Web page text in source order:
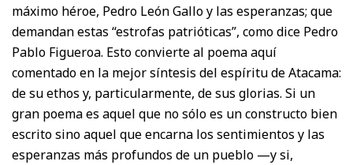
máximo héroe, Pedro León Gallo y las esperanzas; que
demandan estas “estrofas patrióticas”, como dice Pedro
Pablo Figueroa. Esto convierte al poema aquí
comentado en la mejor síntesis del espíritu de Atacama:
de su ethos y, particularmente, de sus glorias. Si un
gran poema es aquel que no sólo es un constructo bien
escrito sino aquel que encarna los sentimientos y las
esperanzas más profundos de un pueblo —y si,